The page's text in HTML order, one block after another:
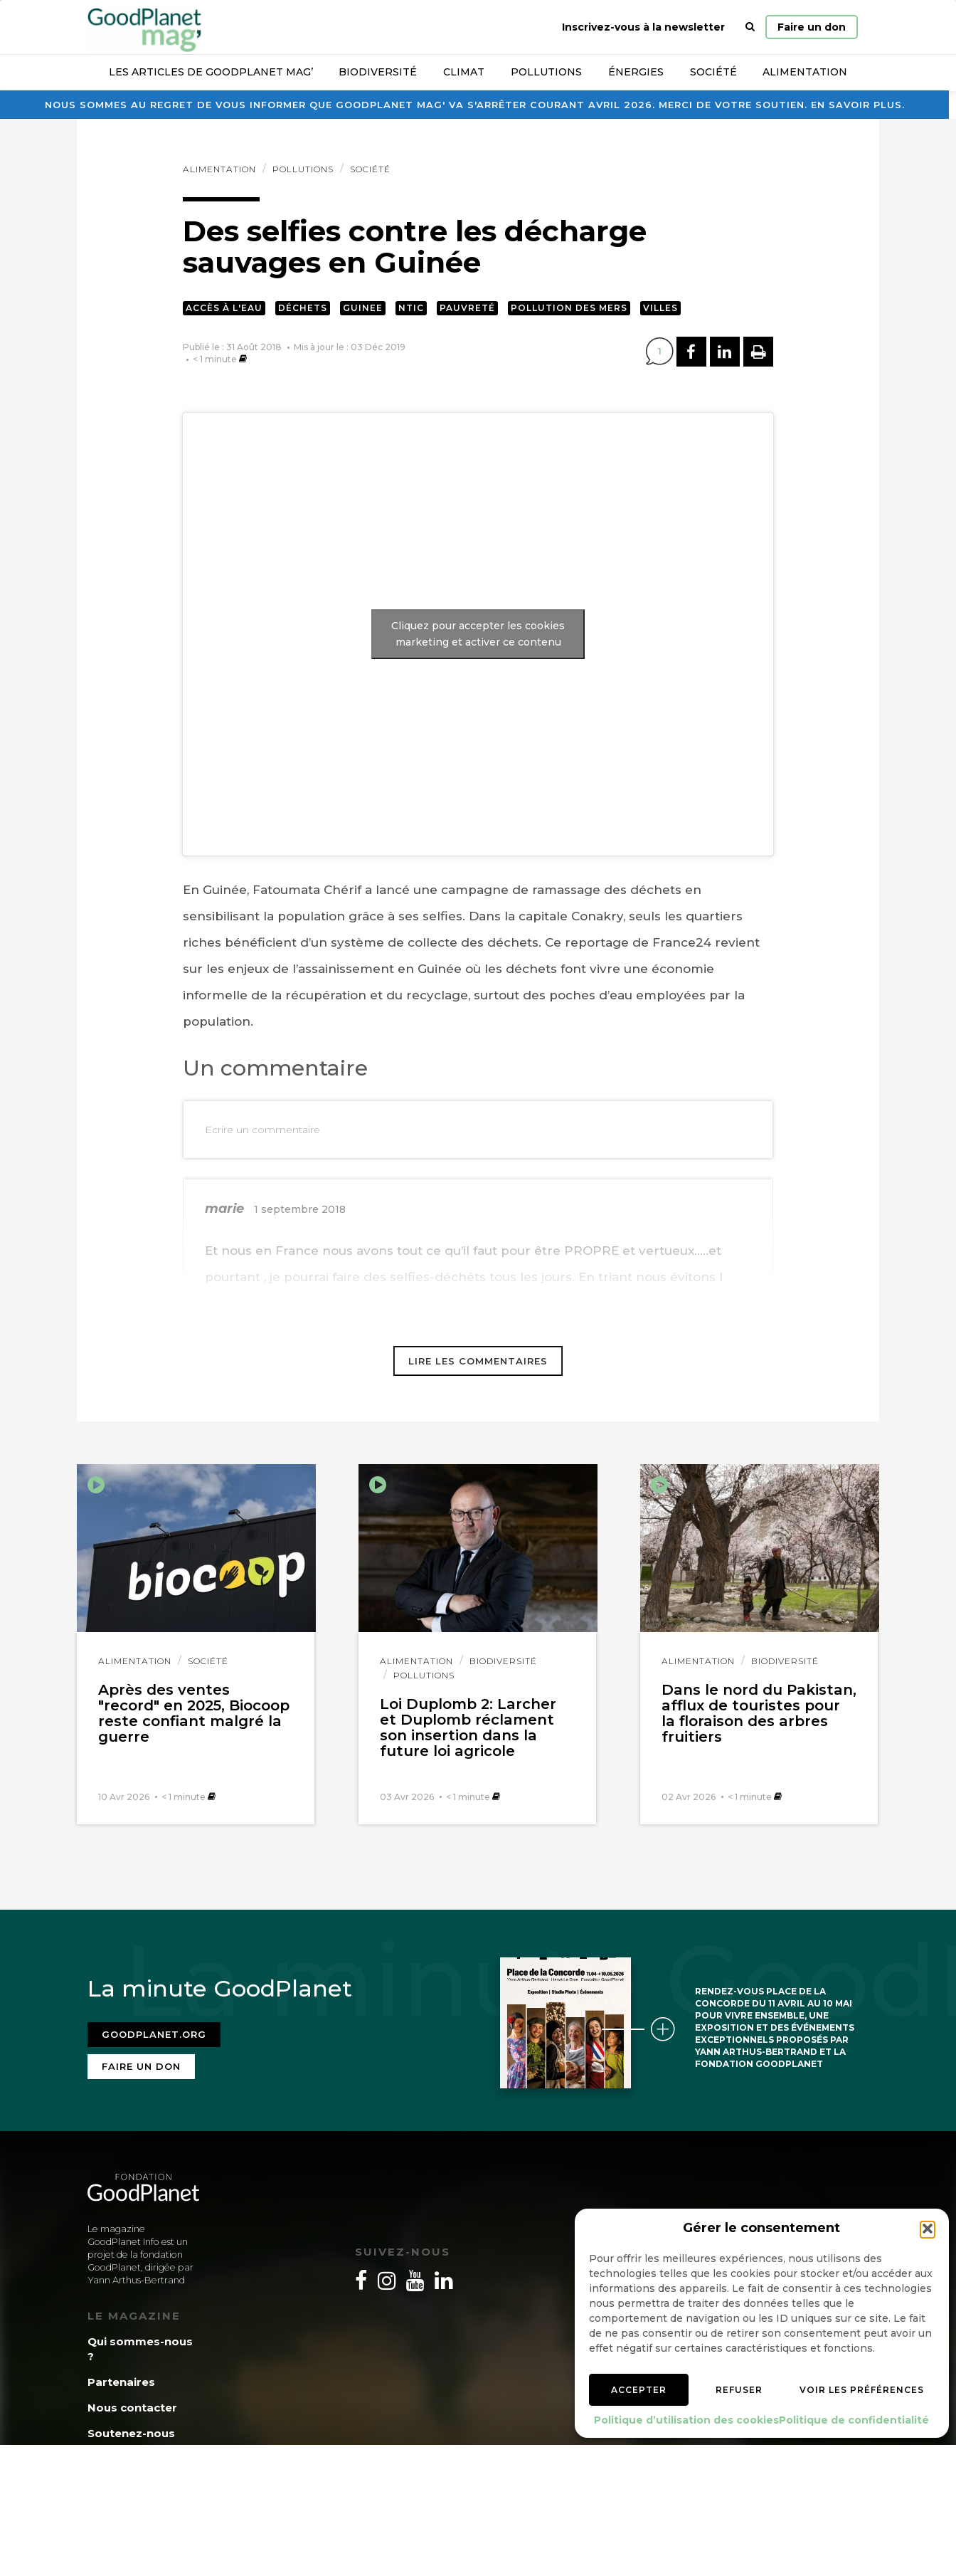
Gérer le consentement
Pour offrir les meilleures expériences, nous utilisons des
technologies telles que les cookies pour stocker et/ou accéder aux
informations des appareils. Le fait de consentir à ces technologies
nous permettra de traiter des données telles que le
comportement de navigation ou les ID uniques sur ce site. Le fait
de ne pas consentir ou de retirer son consentement peut avoir un
effet négatif sur certaines caractéristiques et fonctions.
ACCEPTER REFUSER VOIR LES PRÉFÉRENCES
Politique d’utilisation des cookiesPolitique de confidentialité
NOUS SOMMES AU REGRET DE VOUS INFORMER QUE GOODPLANET MAG' VA S'ARRÊTER COURANT AVRIL 2026. MERCI DE VOTRE SOUTIEN. EN SAVOIR PLUS.
Inscrivez-vous à la newsletter
Page
d’accueil
Faire un don
LES ARTICLES DE GOODPLANET MAG’ BIODIVERSITÉ CLIMAT POLLUTIONS ÉNERGIES SOCIÉTÉ ALIMENTATION
PARTAGER SUR LINKEDIN
IMPRIMER
ALIMENTATION POLLUTIONS SOCIÉTÉ
Des selfies contre les décharge
sauvages en Guinée
ACCÈS À L'EAU DÉCHETS GUINEE NTIC PAUVRETÉ POLLUTION DES MERS VILLES
Publié le : 31 Août 2018
Mis à jour le : 03 Déc 2019
< 1 minute
1 PARTAGER SUR FACEBOOK
PARTAGER SUR
IMPRIMER
Cliquez pour accepter les cookies
marketing et activer ce contenu
En Guinée, Fatoumata Chérif a lancé une campagne de ramassage des déchets en
sensibilisant la population grâce à ses selfies. Dans la capitale Conakry, seuls les quartiers
riches bénéficient d’un système de collecte des déchets. Ce reportage de France24 revient
sur les enjeux de l’assainissement en Guinée où les déchets font vivre une économie
informelle de la récupération et du recyclage, surtout des poches d’eau employées par la
population.
Un commentaire
Ecrire un commentaire
marie 1 septembre 2018
Et nous en France nous avons tout ce qu’il faut pour être PROPRE et vertueux…..et
pourtant , je pourrai faire des selfies-déchêts tous les jours. En triant nous évitons l
LIRE LES COMMENTAIRES
ALIMENTATION SOCIÉTÉ
Après des ventes
"record" en 2025, Biocoop
reste confiant malgré la
guerre
10 Avr 2026 < 1 minute
Lire
ALIMENTATION
BIODIVERSITÉ
POLLUTIONS
Loi Duplomb 2: Larcher
et Duplomb réclament
son insertion dans la
future loi agricole
03 Avr 2026 < 1 minute
Lire
l'article
ALIMENTATION BIODIVERSITÉ
Dans le nord du Pakistan,
afflux de touristes pour
la floraison des arbres
fruitiers
02 Avr 2026 < 1 minute
Lire
La minute GoodPlanet
GOODPLANET.ORG
FAIRE UN DON
RENDEZ-VOUS PLACE DE LA
CONCORDE DU 11 AVRIL AU 10 MAI
POUR VIVRE ENSEMBLE, UNE
EXPOSITION ET DES ÉVÉNEMENTS
EXCEPTIONNELS PROPOSÉS PAR
YANN ARTHUS-BERTRAND ET LA
FONDATION GOODPLANET
Le magazine
GoodPlanet Info est un
projet de la fondation
GoodPlanet, dirigée par
Yann Arthus-Bertrand
LE MAGAZINE
Qui sommes-nous
?
Partenaires
Nous contacter
Soutenez-nous
SUIVEZ-NOUS
INSCRIPTION NEWSLETTER
Quotidienne
Hebdo
OK